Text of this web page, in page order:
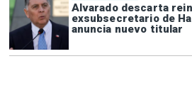
Alvarado descarta
exsubsecretario de
anuncia nuevo titular